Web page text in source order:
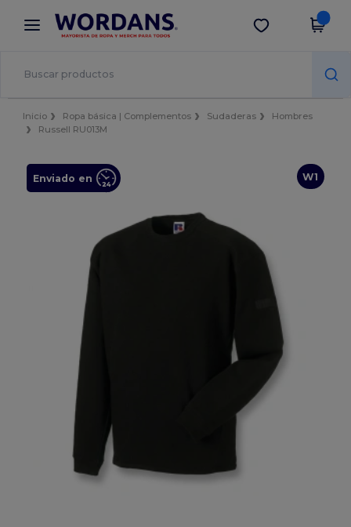
× App de Wordans
¡Mejores precios en app!
Descargar app
Inicio Ropa básica | Complementos Sudaderas
Hombres
Russell RU013M
W1
Enviado en